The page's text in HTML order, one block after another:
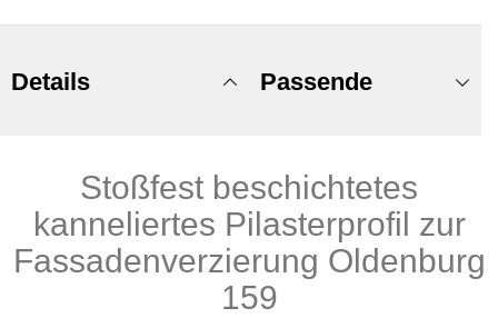
Details
Stoßfest beschichtetes
kanneliertes Pilasterprofil zur
Fassadenverzierung Oldenburg
159
Passende
Produkte